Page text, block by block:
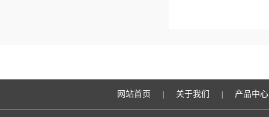
网站首页 关于我们 产品中心